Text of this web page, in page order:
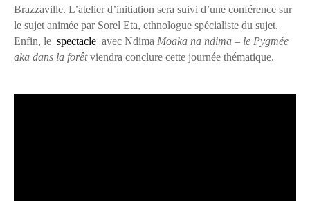
Brazzaville. L’atelier d’initiation sera suivi d’une conférence sur
le sujet animée par Sorel Eta, ethnologue spécialiste du sujet.
Enfin, le spectacle avec Ndima Moaka na ndima – le Pygmée
aka dans la forêtviendra conclure cette journée thématique.